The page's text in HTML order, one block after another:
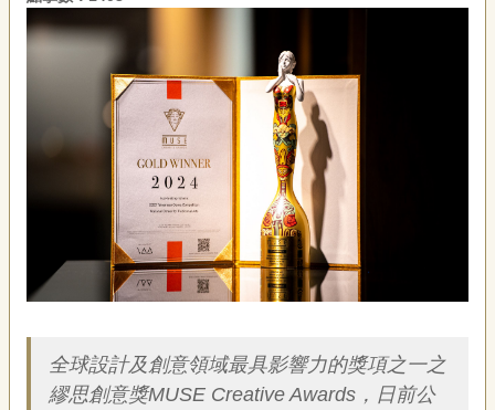
F
全球設計及創意領域最具影響力的獎項之一之
繆思創意獎MUSE Creative Awards，日前公